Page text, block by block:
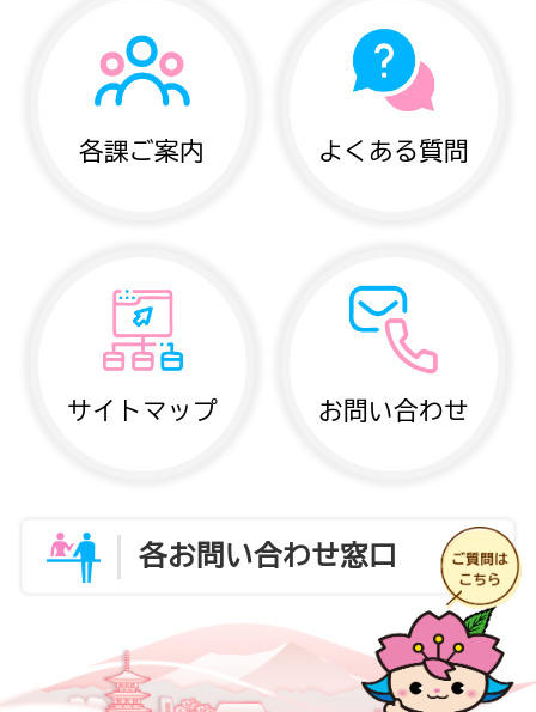
各課ご案内 よくある質問
サイトマップ お問い合わせ
各お問い合わせ窓口